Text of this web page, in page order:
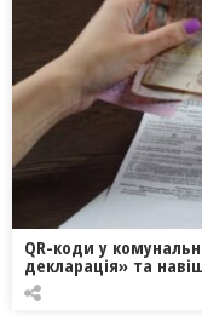
QR-коди у
декларація» та